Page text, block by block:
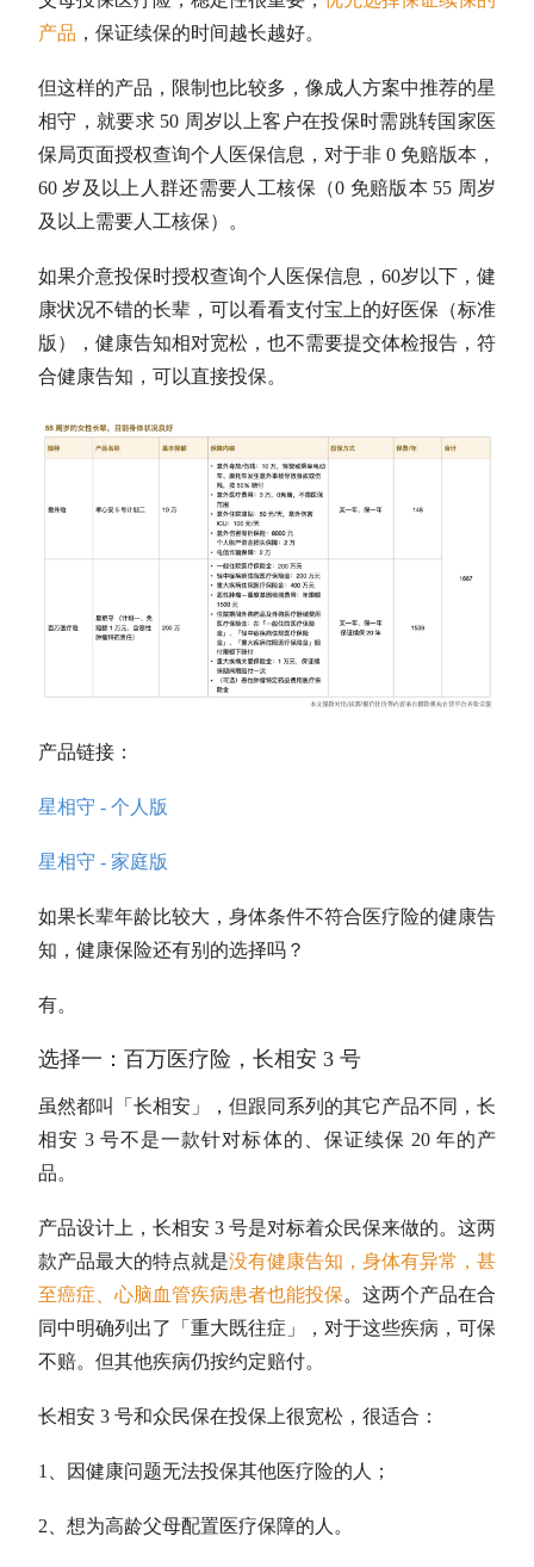
产品 ，保证续保的时间越长越好。
但这样的产品，限制也比较多，像成人方案中推荐的星
相守，就要求 50 周岁以上客户在投保时需跳转国家医
保局页面授权查询个人医保信息，对于非 0 免赔版本，
60 岁及以上人群还需要人工核保（0 免赔版本 55 周岁
及以上需要人工核保）。
如果介意投保时授权查询个人医保信息，60岁以下，健
康状况不错的长辈，可以看看支付宝上的好医保（标准
版），健康告知相对宽松，也不需要提交体检报告，符
合健康告知，可以直接投保。
产品链接：
星相守 - 个人版
星相守 - 家庭版
如果长辈年龄比较大，身体条件不符合医疗险的健康告
知，健康保险还有别的选择吗？
有。
选择一：百万医疗险，长相安 3 号
虽然都叫「长相安」，但跟同系列的其它产品不同，长
相安 3 号不是一款针对标体的、保证续保 20 年的产
品。
产品设计上，长相安 3 号是对标着众民保来做的。这两
款产品最大的特点就是没有健康告知，身体有异常，甚
至癌症、心脑血管疾病患者也能投保。这两个产品在合
同中明确列出了「重大既往症」，对于这些疾病，可保
不赔。但其他疾病仍按约定赔付。
长相安 3 号和众民保在投保上很宽松，很适合：
1、因健康问题无法投保其他医疗险的人；
2、想为高龄父母配置医疗保障的人。